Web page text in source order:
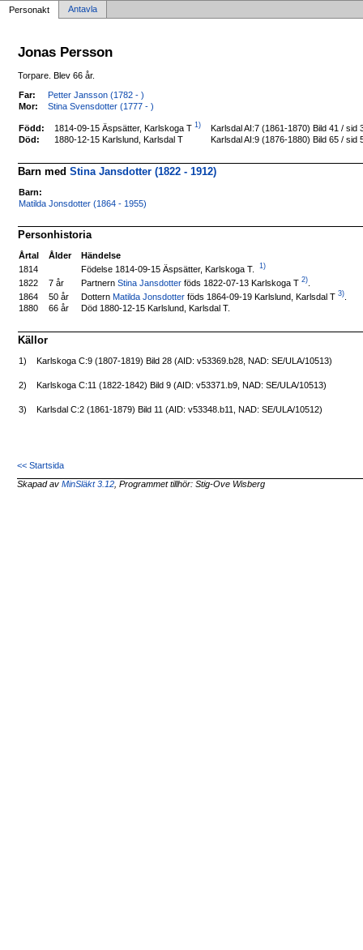
Personakt Antavla
Jonas Persson
Torpare. Blev 66 år.
Far:
Petter Jansson (1782 - )
Mor:
Stina Svensdotter (1777 - )
Född: 1814-09-15 Äspsätter, Karlskoga T 1)
Karlsdal AI:7 (1861-1870) Bild 41 /
Död:
1880-12-15 Karlslund, Karlsdal T Karlsdal AI:9 (1876-1880) Bild 65 /
Barn medStina Jansdotter (1822 - 1912)
Barn:
Matilda Jonsdotter (1864 - 1955)
Personhistoria
Årtal Ålder
Händelse
1814
Födelse 1814-09-15 Äspsätter, Karlskoga T. 1)
1822 7 år PartnernStina Jansdotter föds 1822-07-13 Karlskoga T 2)
1864
50 år DotternMatilda Jonsdotter föds 1864-09-19 Karlslund, Karlsdal T 3)
1880
66 år Död 1880-12-15 Karlslund, Karlsdal T.
Källor
1) Karlskoga C:9 (1807-1819) Bild 28 (AID: v53369.b28, NAD: SE/ULA/10513)
2) Karlskoga C:11 (1822-1842) Bild 9 (AID: v53371.b9, NAD: SE/ULA/10513)
3) Karlsdal C:2 (1861-1879) Bild 11 (AID: v53348.b11, NAD: SE/ULA/10512)
<< Startsida
Skapad avMinSläkt 3.12 , Programmet tillhör: Stig-Ove Wisberg